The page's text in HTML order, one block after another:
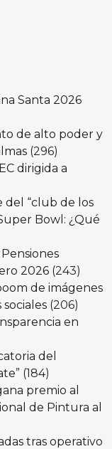
Santa 2026
de alto poder y
(296)
dirigida a
del “club de los
Bowl: ¿Qué
2026 (243)
de imágenes
(206)
en
del
(184)
premio al
de Pintura al
tras operativo